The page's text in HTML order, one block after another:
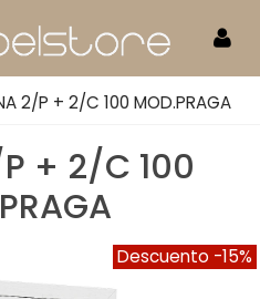
2/P + 2/C 100 MOD.PRAGA
+ 2/C 100
Descuento -15%